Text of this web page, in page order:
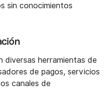
sin conocimientos
diversas herramientas de
de pagos, servicios
canales de